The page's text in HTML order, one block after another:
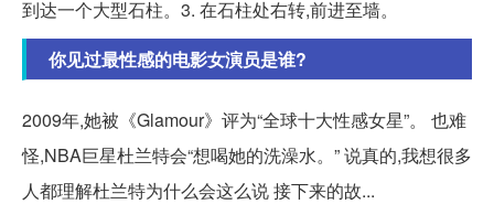
到达一个大型石柱。3. 在石柱处右转,前进至墙。
你见过最性感的电影女演员是谁?
2009年,她被《Glamour》评为“全球十大性感女星”。 也难
怪,NBA巨星杜兰特会“想喝她的洗澡水。” 说真的,我想很多
人都理解杜兰特为什么会这么说 接下来的故...